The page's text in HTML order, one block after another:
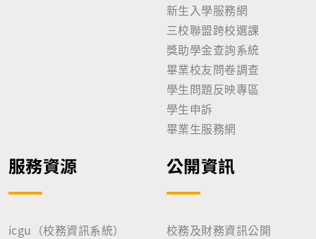
新生入學服務網
三校聯盟跨校選課
獎助學金查詢系統
畢業校友問卷調查
學生問題反映專區
學生申訴
畢業生服務網
服務資源
icgu（校務資訊系統）
公開資訊
校務及財務資訊公開